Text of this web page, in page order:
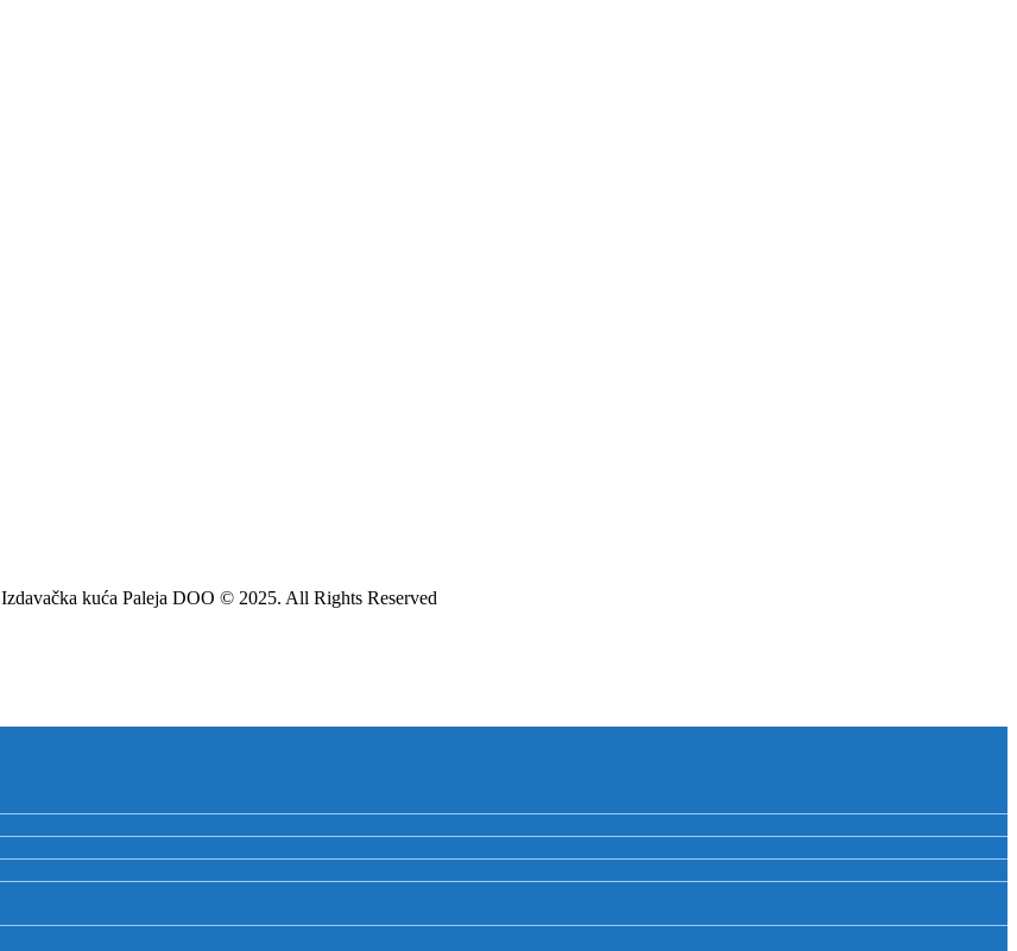
Izdavačka kuća Paleja DOO © 2025. All Rights Reserved